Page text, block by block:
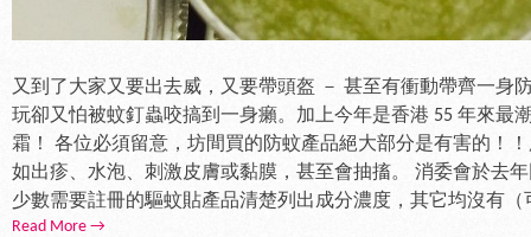
又到了大家又要出去威，又要帶頭盔 － 甚至有衝動帶齊一身
玩卻又怕被蚊釘蟲咬搞到一身癩。加上今年是香港 55 年來最
霜！ 各位必須留意，坊間買的防蚊產品絕大部分是有害的！
如出疹、水泡、刺激皮膚或黏膜，甚至會抽搐。 消委會於去
少數需要註冊的驅蚊貼產品清楚列出成分濃度，其它均沒有（
Read More →